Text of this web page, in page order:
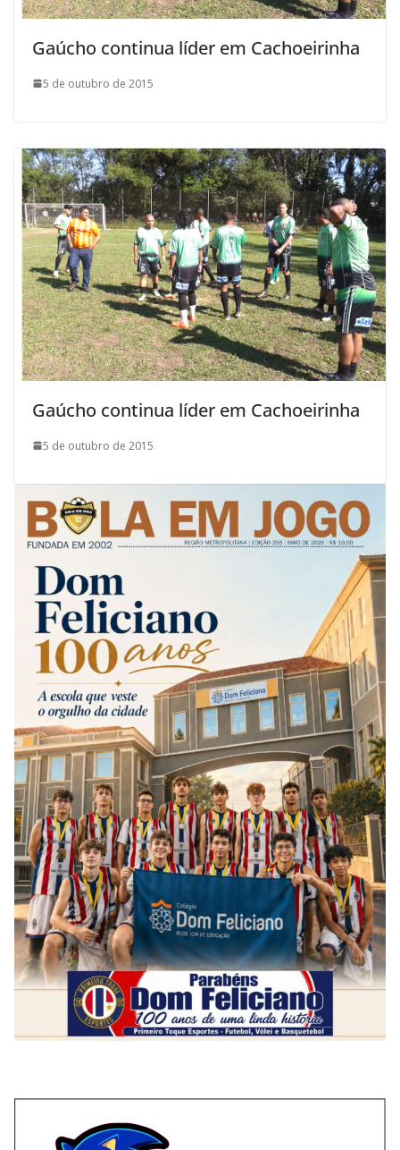
Gaúcho continua líder em Cachoeirinha
5 de outubro de 2015
Gaúcho continua líder em Cachoeirinha
5 de outubro de 2015